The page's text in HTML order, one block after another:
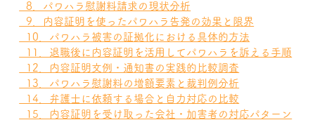
8．パワハラ慰謝料請求の現状分析
9．内容証明を使ったパワハラ告発の効果と限界
10．パワハラ被害の証拠化における具体的方法
11．退職後に内容証明を活用してパワハラを訴える手順
12．内容証明文例・通知書の実践的比較調査
13．パワハラ慰謝料の増額要素と裁判例分析
14．弁護士に依頼する場合と自力対応の比較
15．内容証明を受け取った会社・加害者の対応パターン